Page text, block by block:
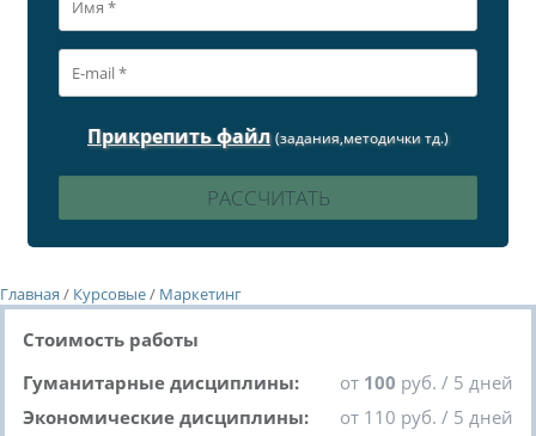
Прикрепить файл (задания,методички тд.)
Главная / Курсовые/ Маркетинг
Стоимость работы
Гуманитарные дисциплины:
от 100 руб. / 5 дней
Экономические дисциплины:
от 110 руб. / 5 дней